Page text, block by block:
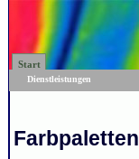
Start
Dienstleistungen
Farbpaletten